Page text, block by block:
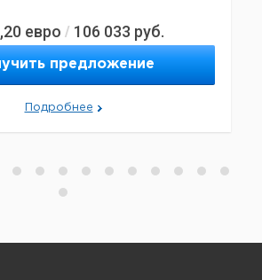
евро / 106 033 руб.
предложение
Подробнее